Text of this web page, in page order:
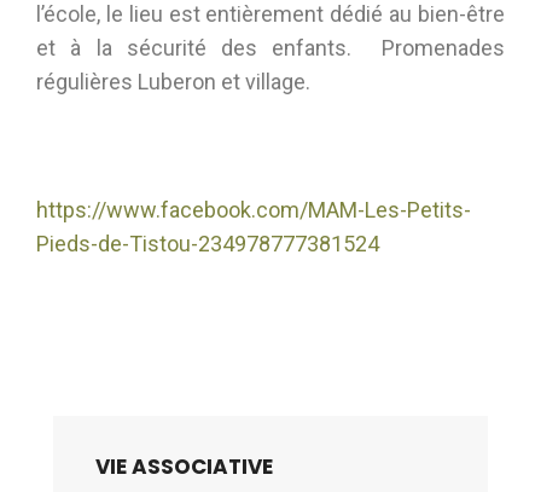
l’école, le lieu est entièrement dédié au bien-être
et à la sécurité des enfants. Promenades
régulières Luberon et village.
https://www.facebook.com/MAM-Les-Petits-
Pieds-de-Tistou-234978777381524
VIE ASSOCIATIVE